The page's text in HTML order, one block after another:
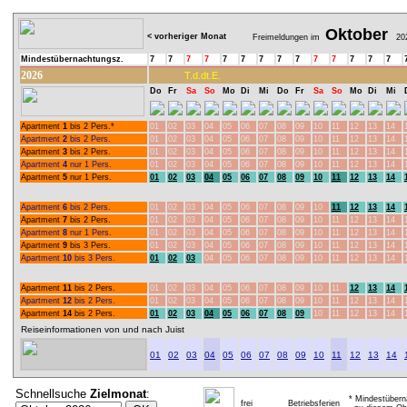
< vorheriger Monat Freimeldungen im Oktober
Mindestübernachtungsz. 7 7 7 7 7 7 7 7 7 7 7 7 7 7
2026 T.d.dt.E.
Do Fr Sa So Mo Di Mi Do Fr Sa So Mo Di Mi
Apartment 1 bis 2 Pers.* 01 02 03 04 05 06 07 08 09 10 11 12 13 14
Apartment 2 bis 2 Pers. 01 02 03 04 05 06 07 08 09 10 11 12 13 14
Apartment 3 bis 2 Pers. 01 02 03 04 05 06 07 08 09 10 11 12 13 14
Apartment 4 nur 1 Pers. 01 02 03 04 05 06 07 08 09 10 11 12 13 14
Apartment 5 nur 1 Pers. 01 02 03 04 05 06 07 08 09 10 11 12 13 14
Apartment 6 bis 2 Pers. 01 02 03 04 05 06 07 08 09 10 11 12 13 14
Apartment 7 bis 2 Pers. 01 02 03 04 05 06 07 08 09 10 11 12 13 14
Apartment 8 nur 1 Pers. 01 02 03 04 05 06 07 08 09 10 11 12 13 14
Apartment 9 bis 3 Pers. 01 02 03 04 05 06 07 08 09 10 11 12 13 14
Apartment 10 bis 3 Pers. 01 02 03 04 05 06 07 08 09 10 11 12 13 14
Apartment 11 bis 2 Pers. 01 02 03 04 05 06 07 08 09 10 11 12 13 14
Apartment 12 bis 2 Pers. 01 02 03 04 05 06 07 08 09 10 11 12 13 14
Apartment 14 bis 2 Pers. 01 02 03 04 05 06 07 08 09 10 11 12 13 14
Reiseinformationen von und nach Juist
01 02 03 04 05 06 07 08 09 10 11 12 13 14
Schnellsuche Zielmonat:
frei Betriebsferien
*